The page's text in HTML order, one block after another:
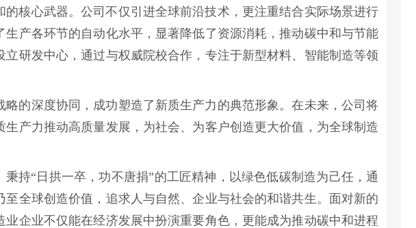
核心武器。公司不仅引进全球前沿技术，更注重结合实际场景进行
产各环节的自动化水平，显著降低了资源消耗，推动碳中和与节能
研发中心，通过与权威院校合作，专注于新型材料、智能制造等领
的深度协同，成功塑造了新质生产力的典范形象。在未来，公司将
产力推动高质量发展，为社会、为客户创造更大价值，为全球制造
持“日拱一卒，功不唐捐”的工匠精神，以绿色低碳制造为己任，通
全球创造价值，追求人与自然、企业与社会的和谐共生。面对新的
企业不仅能在经济发展中扮演重要角色，更能成为推动碳中和进程